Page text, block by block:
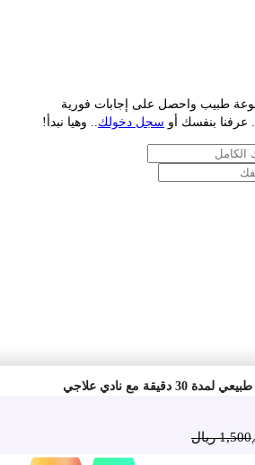
ريال
واحصل على إجابات فورية
بنفسك أوسجل دخولك.. وهيا نبدأ!